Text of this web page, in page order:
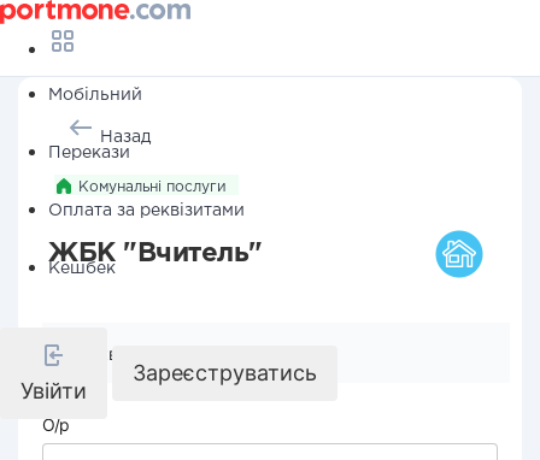
Мобільний
Перекази
Оплата за реквізитами
Кешбек
Увійти
Зареєструватись
Назад
Комунальні послуги
ЖБК "Вчитель"
Реквізити компанії
О/р